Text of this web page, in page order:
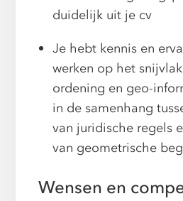
duidelijk uit je cv
Je hebt kennis en
werken op het
ordening en geo-
in de samenhang
van juridische regels
van geometrische
Wensen en